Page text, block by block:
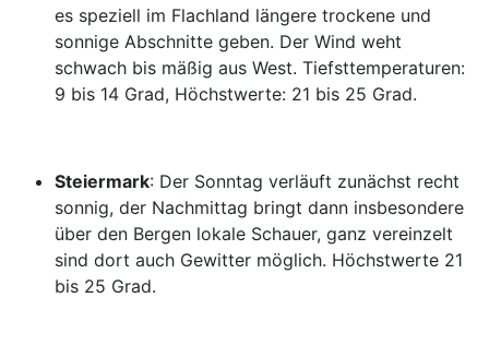
es speziell im Flachland längere trockene und
sonnige Abschnitte geben. Der Wind weht
schwach bis mäßig aus West. Tiefsttemperaturen:
9 bis 14 Grad, Höchstwerte: 21 bis 25 Grad.
Steiermark: Der Sonntag verläuft zunächst recht
sonnig, der Nachmittag bringt dann insbesondere
über den Bergen lokale Schauer, ganz vereinzelt
sind dort auch Gewitter möglich. Höchstwerte 21
bis 25 Grad.